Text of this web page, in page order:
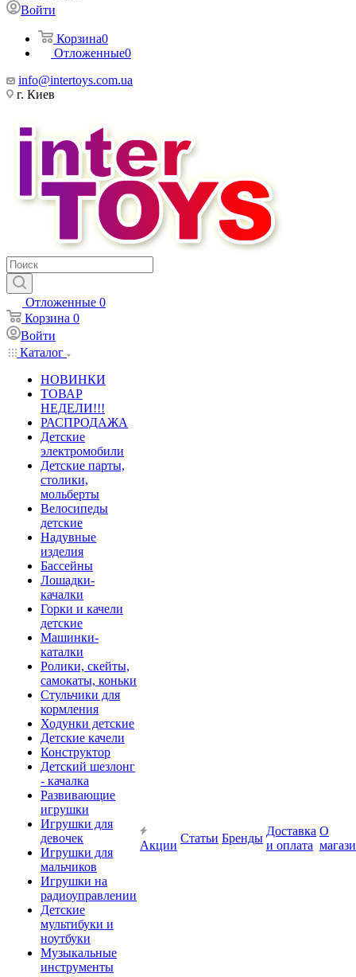
Войти
Корзина0
Отложенные0
info@intertoys.com.ua
г. Киев
Отложенные 0
Корзина 0
Войти
Каталог
НОВИНКИ
ТОВАР
НЕДЕЛИ!!!
РАСПРОДАЖА
Детские
электромобили
Детские парты,
столики,
мольберты
Велосипеды
детские
Надувные
изделия
Бассейны
Лошадки-
качалки
Горки и качели
детские
Машинки-
каталки
Ролики, скейты,
самокаты, коньки
Стульчики для
кормления
Ходунки детские
Детские качели
Конструктор
Детский шезлонг
- качалка
Развивающие
игрушки
Игрушки для
девочек
Игрушки для
мальчиков
Игрушки на
радиоуправлении
Детские
мультибуки и
ноутбуки
Музыкальные
инструменты
Акции
Статьи Бренды
Доставка
и оплата
О